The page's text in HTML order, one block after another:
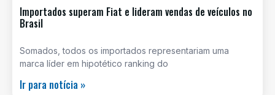
Importados superam Fiat e lideram vendas de veículos no
Brasil
Somados, todos os importados representariam uma
marca líder em hipotético ranking do
Ir para notícia »